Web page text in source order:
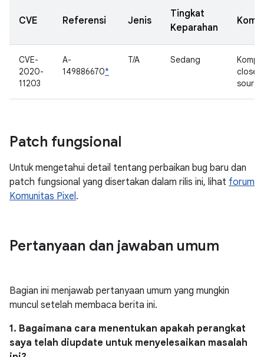
CVE Referensi Jenis
Tingkat
Keparahan
CVE-
2020-
11203
A-
149886670*
T/A Sedang
closed
source
Patch fungsional
Untuk mengetahui detail tentang perbaikan bug baru dan
patch fungsional yang disertakan dalam rilis ini, lihat forum
Komunitas Pixel.
Pertanyaan dan jawaban umum
Bagian ini menjawab pertanyaan umum yang mungkin
muncul setelah membaca berita ini.
1. Bagaimana cara menentukan apakah perangkat
saya telah diupdate untuk menyelesaikan masalah